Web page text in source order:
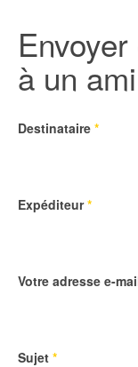
à un
Destinataire *
Expéditeur*
Votre adresse e-
Sujet *